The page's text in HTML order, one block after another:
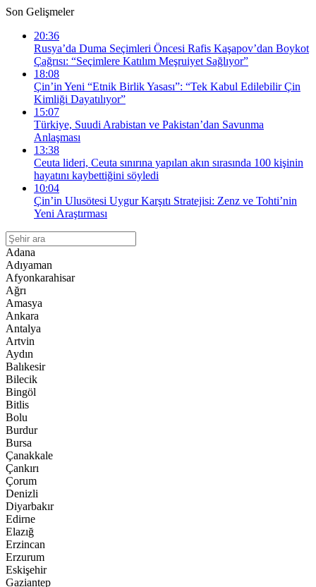
Son Gelişmeler
20:36
Rusya’da Duma Seçimleri Öncesi Rafis Kaşapov’dan Boykot
Çağrısı: “Seçimlere Katılım Meşruiyet Sağlıyor”
18:08
Çin’in Yeni “Etnik Birlik Yasası”: “Tek Kabul Edilebilir Çin
Kimliği Dayatılıyor”
15:07
Türkiye, Suudi Arabistan ve Pakistan’dan Savunma
Anlaşması
13:38
Ceuta lideri, Ceuta sınırına yapılan akın sırasında 100 kişinin
hayatını kaybettiğini söyledi
10:04
Çin’in Ulusötesi Uygur Karşıtı Stratejisi: Zenz ve Tohti’nin
Yeni Araştırması
Adana
Adıyaman
Afyonkarahisar
Ağrı
Amasya
Ankara
Antalya
Artvin
Aydın
Balıkesir
Bilecik
Bingöl
Bitlis
Bolu
Burdur
Bursa
Çanakkale
Çankırı
Çorum
Denizli
Diyarbakır
Edirne
Elazığ
Erzincan
Erzurum
Eskişehir
Gaziantep